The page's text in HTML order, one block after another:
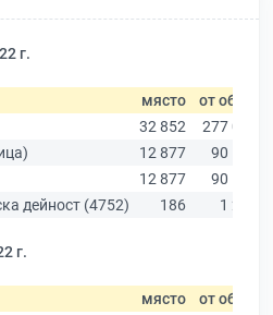
г.
място от общо
32 852
277 019
12 877
90 178
12 877
90 178
дейност (4752)
186 1 297
г.
място от общо